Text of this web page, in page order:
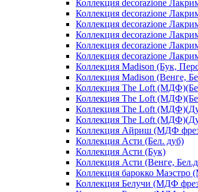
Коллекция decorazione
Коллекция decorazione
Коллекция decorazione
Коллекция decorazione
Коллекция decorazione
Коллекция decorazione
Коллекция Madison (Бук,
Коллекция Madison (Венге,
Коллекция The Loft
Коллекция The Loft
Коллекция The Loft
Коллекция The Loft
Коллекция Айриш (МДФ
Коллекция Асти (Бел. дуб)
Коллекция Асти (Бук)
Коллекция Асти (Венге,
Коллекция барокко
Коллекция Белучи (МДФ